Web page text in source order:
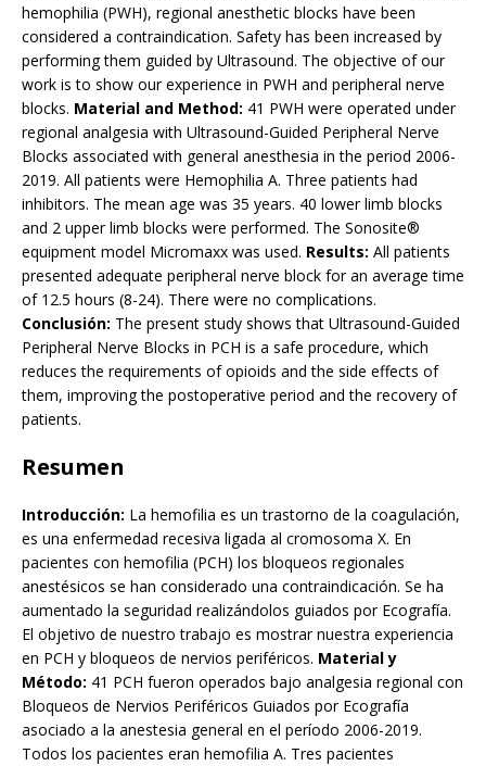
hemophilia (PWH), regional anesthetic blocks have been
considered a contraindication. Safety has been increased by
performing them guided by Ultrasound. The objective of our
work is to show our experience in PWH and peripheral nerve
blocks. Material and Method: 41 PWH were operated under
regional analgesia with Ultrasound-Guided Peripheral Nerve
Blocks associated with general anesthesia in the period 2006-
2019. All patients were Hemophilia A. Three patients had
inhibitors. The mean age was 35 years. 40 lower limb blocks
and 2 upper limb blocks were performed. The Sonosite®
equipment model Micromaxx was used. Results: All patients
presented adequate peripheral nerve block for an average time
of 12.5 hours (8-24). There were no complications.
Conclusión: The present study shows that Ultrasound-Guided
Peripheral Nerve Blocks in PCH is a safe procedure, which
reduces the requirements of opioids and the side effects of
them, improving the postoperative period and the recovery of
patients.
Resumen
Introducción: La hemofilia es un trastorno de la coagulación,
es una enfermedad recesiva ligada al cromosoma X. En
pacientes con hemofilia (PCH) los bloqueos regionales
anestésicos se han considerado una contraindicación. Se ha
aumentado la seguridad realizándolos guiados por Ecografía.
El objetivo de nuestro trabajo es mostrar nuestra experiencia
en PCH y bloqueos de nervios periféricos. Material y
Método: 41 PCH fueron operados bajo analgesia regional con
Bloqueos de Nervios Periféricos Guiados por Ecografía
asociado a la anestesia general en el período 2006-2019.
Todos los pacientes eran hemofilia A. Tres pacientes